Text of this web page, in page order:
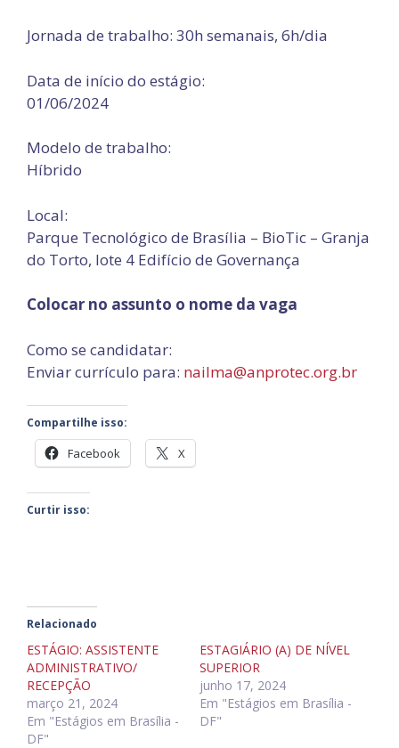
Jornada de trabalho: 30h semanais, 6h/dia
Data de início do estágio:
01/06/2024
Modelo de trabalho:
Híbrido
Local:
Parque Tecnológico de Brasília – BioTic – Granja
do Torto, lote 4 Edifício de Governança
Colocar no assunto o nome da vaga
Como se candidatar:
Enviar currículo para: nailma@anprotec.org.br
Compartilhe isso:
Facebook X
Curtir isso:
Relacionado
ESTÁGIO: ASSISTENTE
ADMINISTRATIVO/
RECEPÇÃO
março 21, 2024
Em "Estágios em Brasília -
DF"
ESTAGIÁRIO (A) DE NÍVEL
SUPERIOR
junho 17, 2024
Em "Estágios em Brasília -
DF"